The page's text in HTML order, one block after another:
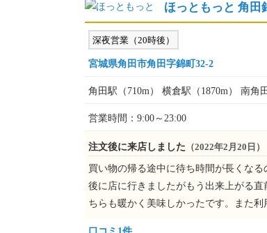
ほっともっと 角田
深夜営業（20時後）
宮城県角田市角田字錦町32-2
角田駅（710m） 横倉駅（1870m） 南角
営業時間：9:00～23:00
注文後に来店しました （2022年2月20日）
買い物の帰る途中に待ち時間が長くな
後に店に行きましたがもう出来上がる
ちらも暖かく美味しかったです。また利